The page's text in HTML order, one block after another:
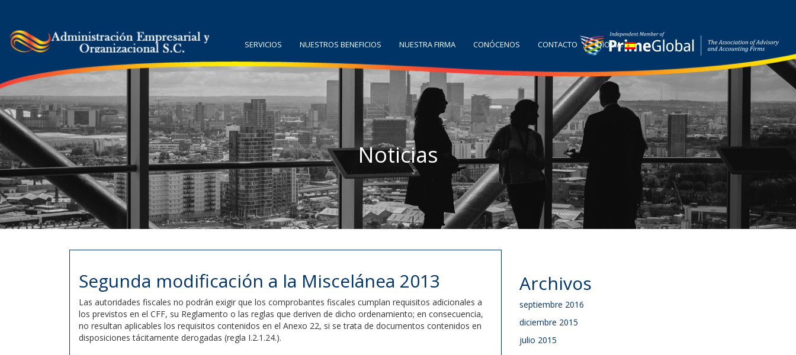
SERVICIOS NUESTROS BENEFICIOS NUESTRA FIRMA CONÓCENOS CONTACTO IDIOMA:
Noticias
Segunda modificación a la Miscelánea 2013
Las autoridades fiscales no podrán exigir que los comprobantes fiscales cumplan requisitos adicionales a
los previstos en el CFF, su Reglamento o las reglas que deriven de dicho ordenamiento; en consecuencia,
no resultan aplicables los requisitos contenidos en el Anexo 22, si se trata de documentos contenidos en
disposiciones tácitamente derogadas (regla I.2.1.24.).
Archivos
septiembre 2016
diciembre 2015
julio 2015